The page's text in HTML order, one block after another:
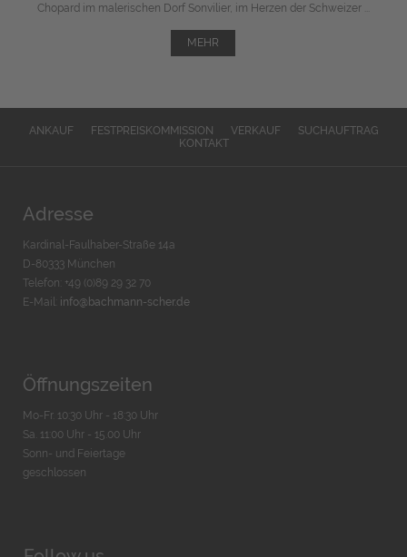
Chopard im malerischen Dorf Sonvilier, im Herzen der Schweizer ...
MEHR
ANKAUF FESTPREISKOMMISSION VERKAUF
SUCHAUFTRAG
KONTAKT
Adresse
Kardinal-Faulhaber-Straße 14a
D-80333 München
Telefon: +49 (0)89 29 32 70
E-Mail: info@bachmann-scher.de
Öffnungszeiten
Mo-Fr. 10:30 Uhr - 18:30 Uhr
Sa. 11:00 Uhr - 15.00 Uhr
Sonn- und Feiertage
geschlossen